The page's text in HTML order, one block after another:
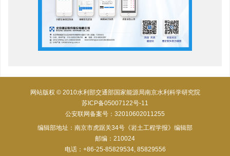
网站版权 © 2010水利部交通部国家能源局南京水利科学研究院
苏ICP备05007122号-11
公安联网备案号：32010602011255
编辑部地址：南京市虎踞关34号《岩土工程学报》编辑部
邮编：210024
电话：+86-25-85829534, 85829556